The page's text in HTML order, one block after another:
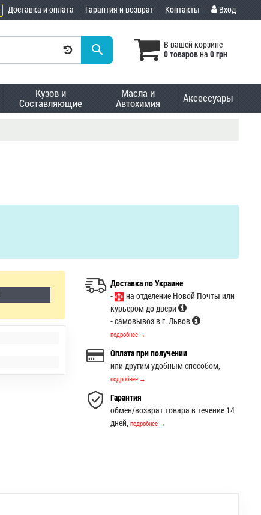
Доставка и оплата Гарантия и возврат Контакты Вход
В вашей корзине
0 товаровна 0 грн
Кузов и
Составляющие
Масла и
Автохимия Аксессуары
Доставка по Украине
-
на отделение Новой Почты или
курьером до двери
- самовывоз в г. Львов
подробнее →
Оплата при получении
или другим удобным способом,
подробнее →
Гарантия
обмен/возврат товара в течение 14
дней,подробнее →